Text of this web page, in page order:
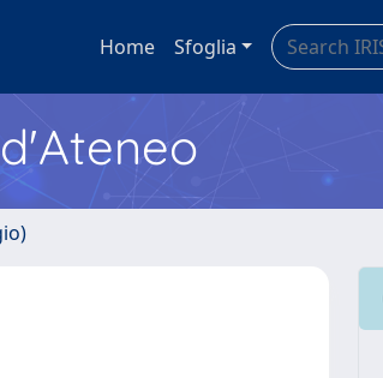
Home Sfoglia